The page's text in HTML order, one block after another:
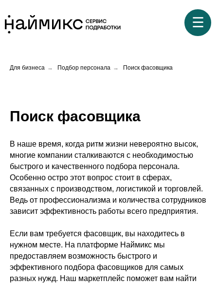
☰
Для бизнеса → Подбор персонала → Поиск фасовщика
Поиск фасовщика
В наше время, когда ритм жизни невероятно высок,
многие компании сталкиваются с необходимостью
быстрого и качественного подбора персонала.
Особенно остро этот вопрос стоит в сферах,
связанных с производством, логистикой и торговлей.
Ведь от профессионализма и количества сотрудников
зависит эффективность работы всего предприятия.
Если вам требуется фасовщик, вы находитесь в
нужном месте. На платформе Наймикс мы
предоставляем возможность быстрого и
эффективного подбора фасовщиков для самых
разных нужд. Наш маркетплейс поможет вам найти